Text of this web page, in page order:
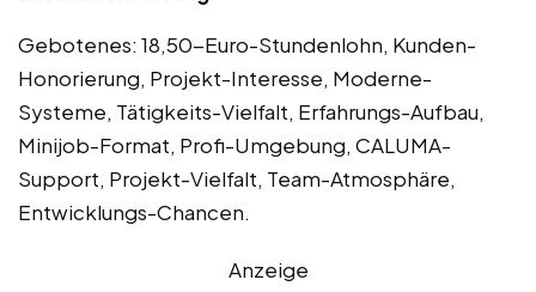
Gebotenes: 18,50-Euro-Stundenlohn, Kunden-
Honorierung, Projekt-Interesse, Moderne-
Systeme, Tätigkeits-Vielfalt, Erfahrungs-Aufbau,
Minijob-Format, Profi-Umgebung, CALUMA-
Support, Projekt-Vielfalt, Team-Atmosphäre,
Entwicklungs-Chancen.
Anzeige